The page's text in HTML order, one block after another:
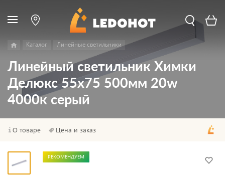
Каталог Линейные светильники
Линейный светильник Химки
Делюкс 55х75 500мм 20w
4000к серый
О товаре Цена и заказ
РЕКОМЕНДУЕМ